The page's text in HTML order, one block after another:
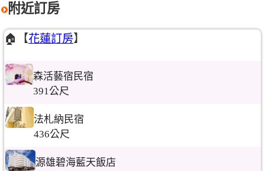
附近訂房
🏠【花蓮訂房】
森活藝宿民宿
391公尺
法札納民宿
436公尺
源雄碧海藍天飯店